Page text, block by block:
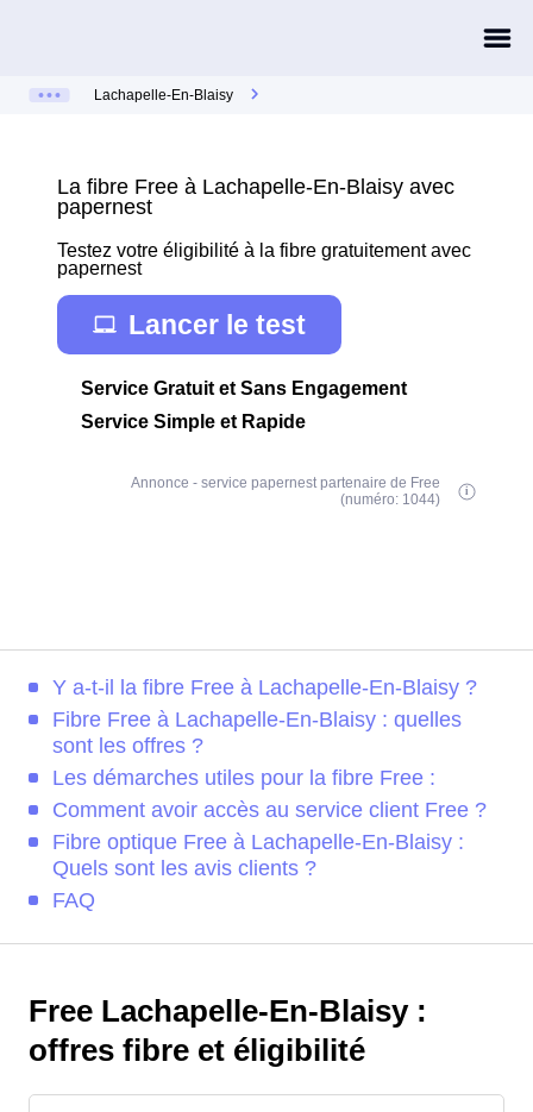
Lachapelle-En-Blaisy
La fibre Free à Lachapelle-En-Blaisy avec
papernest
Testez votre éligibilité à la fibre gratuitement avec
papernest
Lancer le test
Service Gratuit et Sans Engagement
Service Simple et Rapide
Annonce - service papernest partenaire de Free
(numéro: 1044)
Y a-t-il la fibre Free à Lachapelle-En-Blaisy ?
Fibre Free à Lachapelle-En-Blaisy : quelles
sont les offres ?
Les démarches utiles pour la fibre Free :
Comment avoir accès au service client Free ?
Fibre optique Free à Lachapelle-En-Blaisy :
Quels sont les avis clients ?
FAQ
Free Lachapelle-En-Blaisy :
offres fibre et éligibilité